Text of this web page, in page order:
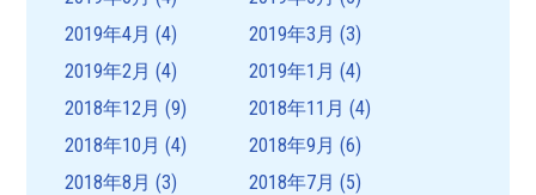
2019年4月 (4) 2019年3月 (3)
2019年2月 (4) 2019年1月 (4)
2018年12月 (9) 2018年11月 (4)
2018年10月 (4) 2018年9月 (6)
2018年8月 (3) 2018年7月 (5)